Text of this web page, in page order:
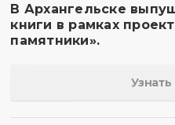
В Архангельске
книги в рамках
памятники».